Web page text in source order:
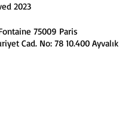
2023
75009 Paris
Cad. No: 78 10.400 Ayvalık